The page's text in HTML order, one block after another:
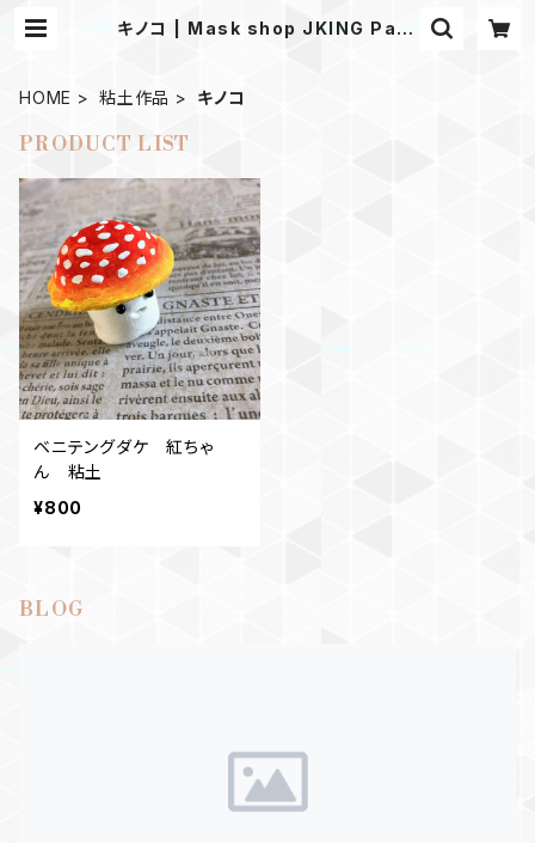
キノコ | Mask shop JKING Para
HOME 粘土作品 キノコ
PRODUCT LIST
ベニテングダケ 紅ちゃ
ん 粘土
¥800
BLOG